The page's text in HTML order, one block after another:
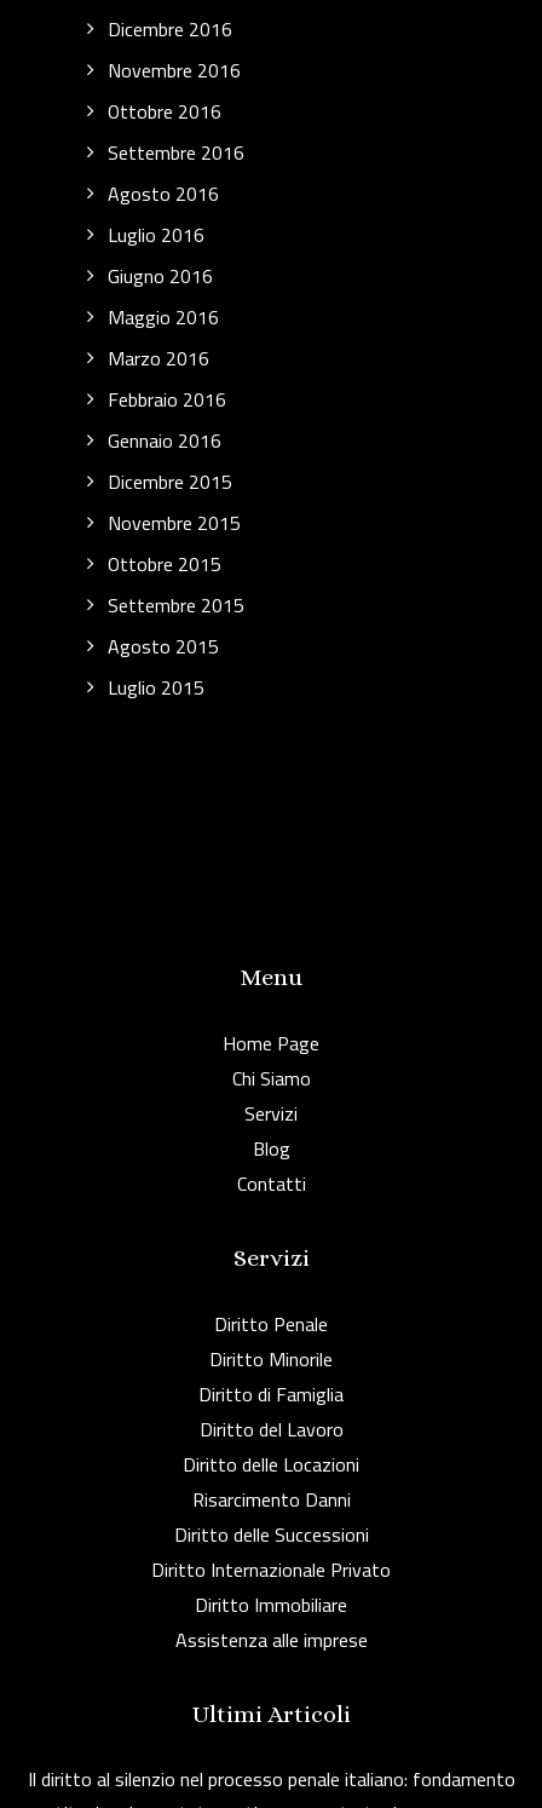
Dicembre 2016
Novembre 2016
Ottobre 2016
Settembre 2016
Agosto 2016
Luglio 2016
Giugno 2016
Maggio 2016
Marzo 2016
Febbraio 2016
Gennaio 2016
Dicembre 2015
Novembre 2015
Ottobre 2015
Settembre 2015
Agosto 2015
Luglio 2015
Menu
Home Page
Chi Siamo
Servizi
Blog
Contatti
Servizi
Diritto Penale
Diritto Minorile
Diritto di Famiglia
Diritto del Lavoro
Diritto delle Locazioni
Risarcimento Danni
Diritto delle Successioni
Diritto Internazionale Privato
Diritto Immobiliare
Assistenza alle imprese
Ultimi Articoli
Il diritto al silenzio nel processo penale italiano: fondamento